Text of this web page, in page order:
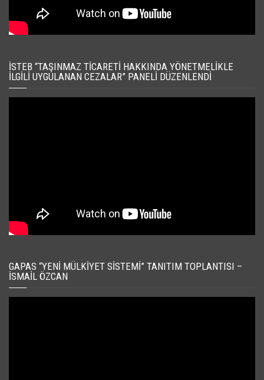
İSTEB “TAŞINMAZ TICARETI HAKKINDA YÖNETMELIKLE
İLGILI UYGULANAN CEZALAR” PANELI DÜZENLENDI
GAPAS “YENI MÜLKIYET SISTEMI” TANITIM TOPLANTISI –
İSMAIL ÖZCAN